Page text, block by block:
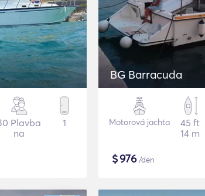
Plavba
na
1
BG Barracuda
Motorová jachta
45 ft
14 m
$976/den